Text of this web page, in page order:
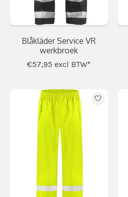
Blåkläder Service VR
werkbroek
€57,95 excl BTW*